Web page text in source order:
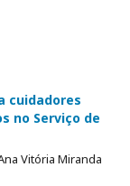
cuidadores
no Serviço de
Vitória Miranda